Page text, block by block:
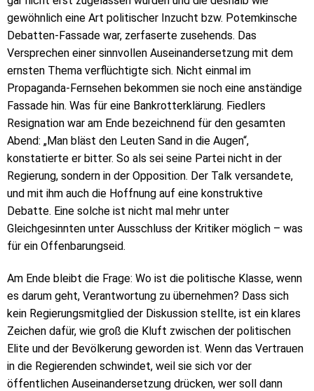
gewöhnlich eine Art politischer Inzucht bzw. Potemkinsche
Debatten-Fassade war, zerfaserte zusehends. Das
Versprechen einer sinnvollen Auseinandersetzung mit dem
ernsten Thema verflüchtigte sich. Nicht einmal im
Propaganda-Fernsehen bekommen sie noch eine anständige
Fassade hin. Was für eine Bankrotterklärung. Fiedlers
Resignation war am Ende bezeichnend für den gesamten
Abend: „Man bläst den Leuten Sand in die Augen“,
konstatierte er bitter. So als sei seine Partei nicht in der
Regierung, sondern in der Opposition. Der Talk versandete,
und mit ihm auch die Hoffnung auf eine konstruktive
Debatte. Eine solche ist nicht mal mehr unter
Gleichgesinnten unter Ausschluss der Kritiker möglich – was
für ein Offenbarungseid.
Am Ende bleibt die Frage: Wo ist die politische Klasse, wenn
es darum geht, Verantwortung zu übernehmen? Dass sich
kein Regierungsmitglied der Diskussion stellte, ist ein klares
Zeichen dafür, wie groß die Kluft zwischen der politischen
Elite und der Bevölkerung geworden ist. Wenn das Vertrauen
in die Regierenden schwindet, weil sie sich vor der
öffentlichen Auseinandersetzung drücken, wer soll dann